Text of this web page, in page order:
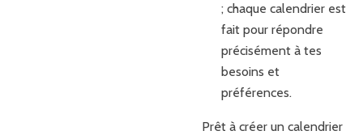
; chaque calendrier est
fait pour répondre
précisément à tes
besoins et
préférences.
Prêt à créer un calendrier